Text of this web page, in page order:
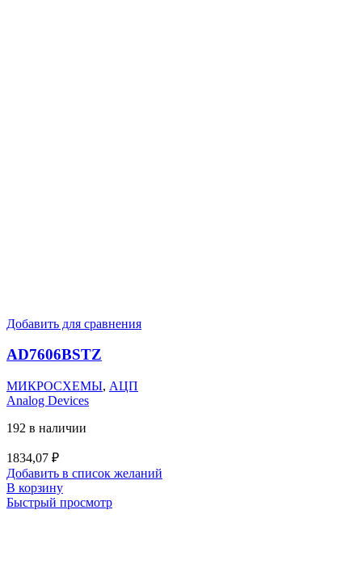
Добавить для сравнения
AD7606BSTZ
МИКРОСХЕМЫ, АЦП
Analog Devices
192 в наличии
1834,07 ₽
Добавить в список желаний
В корзину
Быстрый просмотр